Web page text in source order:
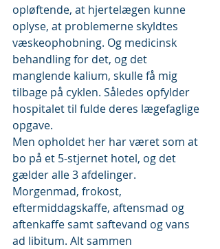
opløftende, at hjertelægen kunne
oplyse, at problemerne skyldtes
væskeophobning. Og medicinsk
behandling for det, og det
manglende kalium, skulle få mig
tilbage på cyklen. Således opfylder
hospitalet til fulde deres lægefaglige
opgave.
Men opholdet her har været som at
bo på et 5-stjernet hotel, og det
gælder alle 3 afdelinger.
Morgenmad, frokost,
eftermiddagskaffe, aftensmad og
aftenkaffe samt saftevand og vans
ad libitum. Alt sammen